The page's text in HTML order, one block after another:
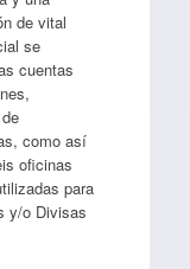
de vital
se
cuentas
como así
oficinas
para
y/o Divisas